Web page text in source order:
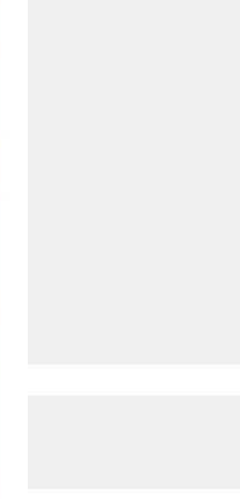
ampelkruka Sass
kruka
kruka Sass &